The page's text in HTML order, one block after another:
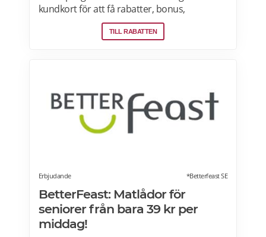
kundkort för att få rabatter, bonus,
skräddarsydda erbjudanden och mycket
mer varje vecka. Skanna ditt kort varje gång
om pensionärsrabatter på Lidl här.
TILL RABATTEN
Erbjudande *Betterfeast SE
BetterFeast: Matlådor för
seniorer från bara 39 kr per
middag!